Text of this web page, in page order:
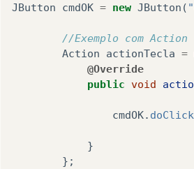
JButton cmdOK = new JButton (
//Exemplo com Action
Action
actionTecla =
@Override
public void
cmdOK. doClick
}
};